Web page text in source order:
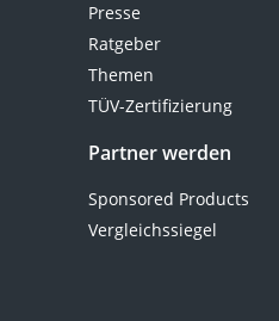
Presse
Ratgeber
Themen
TÜV-Zertifizierung
Partner werden
Sponsored Products
Vergleichssiegel